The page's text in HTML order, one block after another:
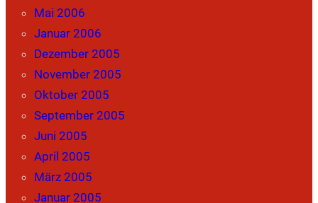
Mai 2006
Januar 2006
Dezember 2005
November 2005
Oktober 2005
September 2005
Juni 2005
April 2005
März 2005
Januar 2005